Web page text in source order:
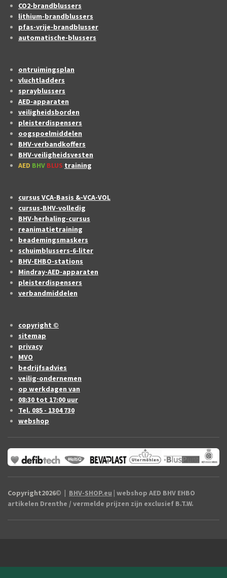
CO2-brandblussers
lithium-brandblussers
pfas-vrije-brandblusser
automatische-blussers
ontruimingsplan
vluchtladders
sprayblussers
AED-apparaten
veiligheidsborden
pleisterdispensers
oogspoelmiddelen
BHV-verbandkoffers
BHV-veiligheidsvesten
AED BHV BLUS training
cursus VCA-Basis &-VCA-VOL
cursus-BHV-volledig
BHV-herhaling-cursus
reanimatietraining
beademingsmaskers
schuimblussers-6-liter
BHV-EHBO-stations
Mindray-AED-apparaten
pleisterdispensers
verbandmiddelen
copyright ©
sitemap
privacy
MVO
bedrijfsadvies
veilig-ondernemen
op werkdagen van
08:30 tot 17:00 uur
Tel. 085 - 1304 730
webshop
Copyright2026© | BHV-SHOP.eu | webshop AED BHV EHBO
artikelen Drenthe / vermelde prijzen zijn exclusief B.T.W.